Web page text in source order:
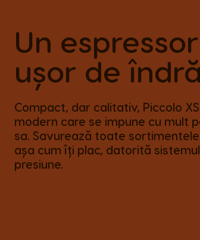
Un espressor
ușor de
Compact, dar calitativ, Piccolo
modern care se impune cu mult
sa. Savurează toate
așa cum îți plac, datorită
presiune.